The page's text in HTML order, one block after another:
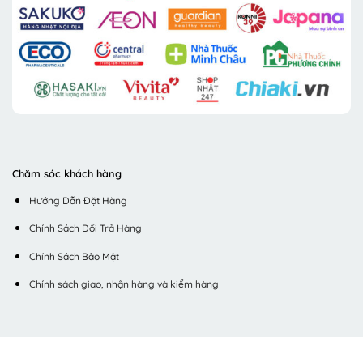
Chăm sóc khách hàng
Hướng Dẫn Đặt Hàng
Chính Sách Đổi Trả Hàng
Chính Sách Bảo Mật
Chính sách giao, nhận hàng và kiểm hàng